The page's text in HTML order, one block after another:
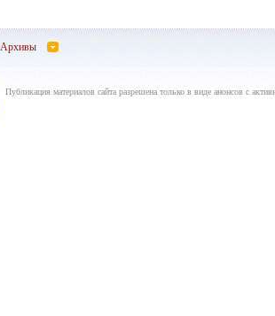
Архивы
Публикация материалов сайта разрешена только в виде анонсов с